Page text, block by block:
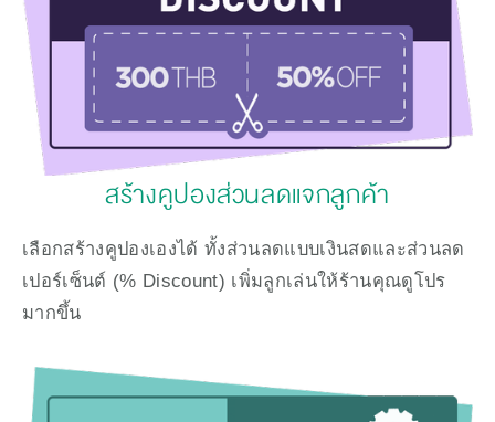
สร้างคูปองส่วนลดแจกลูกค้า
เลือกสร้างคูปองเองได้ ทั้งส่วนลดแบบเงินสดและส่วนลด
เปอร์เซ็นต์ (% Discount) เพิ่มลูกเล่นให้ร้านคุณดูโปร
มากขึ้น